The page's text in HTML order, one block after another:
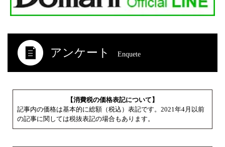
アンケート Enquete
【消費税の価格表記について】
記事内の価格は基本的に総額（税込）表記です。2021年4月以前
の記事に関しては税抜表記の場合もあります。